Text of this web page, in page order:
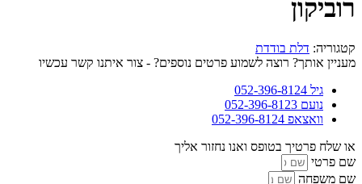
רוביקון
קטגוריה: דלת בודדת
מעניין אותך? רוצה לשמוע פרטים נוספים? - צור איתנו קשר עכשיו
גיל 052-396-8124
נועם 052-396-8123
וואצאפ 052-396-8124
או שלח פרטיך בטופס ואנו נחזור אליך
שם פרטי
שם משפחה